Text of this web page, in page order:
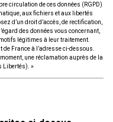
circulation de ces données (RGPD)
aux fichiers et aux libertés
d’un droit d’accès, de rectification,
des données vous concernant,
légitimes à leur traitement.
de France à l’adresse ci-dessous.
une réclamation auprès de la
Libertés). »